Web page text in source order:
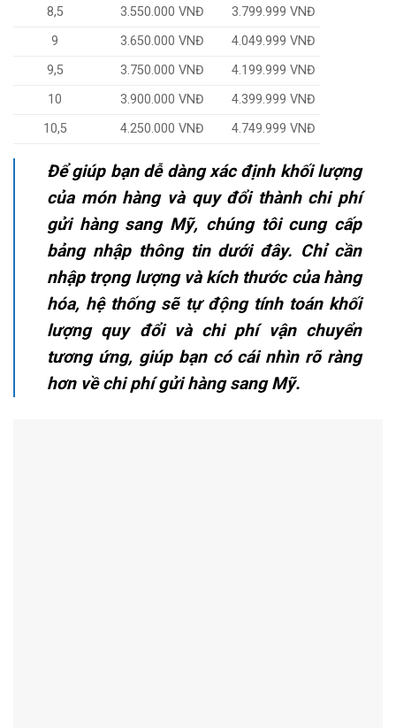
8,5
3.550.000 VNĐ
3.799.999 VNĐ
9
3.650.000 VNĐ
4.049.999 VNĐ
9,5
3.750.000 VNĐ
4.199.999 VNĐ
10
3.900.000 VNĐ
4.399.999 VNĐ
10,5
4.250.000 VNĐ 4.749.999 VNĐ
Để giúp bạn dễ dàng xác định khối lượng
của món hàng và quy đổi thành chi phí
gửi hàng sang Mỹ, chúng tôi cung cấp
bảng nhập thông tin dưới đây. Chỉ cần
nhập trọng lượng và kích thước của hàng
hóa, hệ thống sẽ tự động tính toán khối
lượng quy đổi và chi phí vận chuyển
tương ứng, giúp bạn có cái nhìn rõ ràng
hơn về chi phí gửi hàng sang Mỹ.